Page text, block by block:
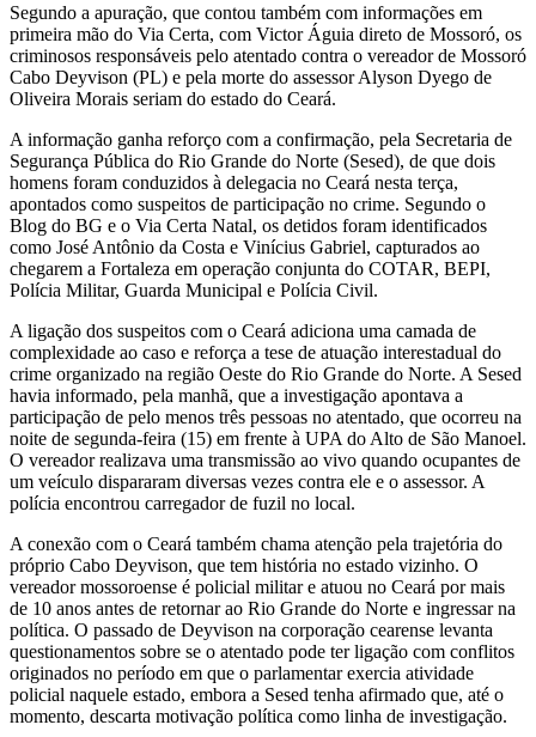
Segundo a apuração, que contou também com informações em
primeira mão do Via Certa, com Victor Águia direto de Mossoró, os
criminosos responsáveis pelo atentado contra o vereador de Mossoró
Cabo Deyvison (PL) e pela morte do assessor Alyson Dyego de
Oliveira Morais seriam do estado do Ceará.
A informação ganha reforço com a confirmação, pela Secretaria de
Segurança Pública do Rio Grande do Norte (Sesed), de que dois
homens foram conduzidos à delegacia no Ceará nesta terça,
apontados como suspeitos de participação no crime. Segundo o
Blog do BG e o Via Certa Natal, os detidos foram identificados
como José Antônio da Costa e Vinícius Gabriel, capturados ao
chegarem a Fortaleza em operação conjunta do COTAR, BEPI,
Polícia Militar, Guarda Municipal e Polícia Civil.
A ligação dos suspeitos com o Ceará adiciona uma camada de
complexidade ao caso e reforça a tese de atuação interestadual do
crime organizado na região Oeste do Rio Grande do Norte. A Sesed
havia informado, pela manhã, que a investigação apontava a
participação de pelo menos três pessoas no atentado, que ocorreu na
noite de segunda-feira (15) em frente à UPA do Alto de São Manoel.
O vereador realizava uma transmissão ao vivo quando ocupantes de
um veículo dispararam diversas vezes contra ele e o assessor. A
polícia encontrou carregador de fuzil no local.
A conexão com o Ceará também chama atenção pela trajetória do
próprio Cabo Deyvison, que tem história no estado vizinho. O
vereador mossoroense é policial militar e atuou no Ceará por mais
de 10 anos antes de retornar ao Rio Grande do Norte e ingressar na
política. O passado de Deyvison na corporação cearense levanta
questionamentos sobre se o atentado pode ter ligação com conflitos
originados no período em que o parlamentar exercia atividade
policial naquele estado, embora a Sesed tenha afirmado que, até o
momento, descarta motivação política como linha de investigação.